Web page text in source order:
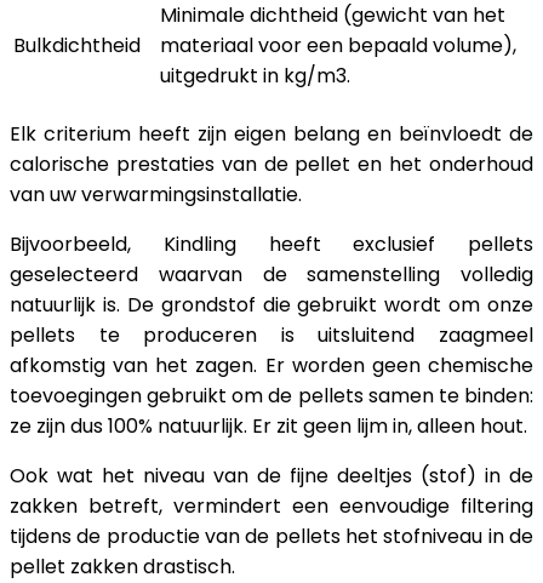
Bulkdichtheid
Minimale dichtheid (gewicht van het
materiaal voor een bepaald volume),
uitgedrukt in kg/m3.
Elk criterium heeft zijn eigen belang en beïnvloedt de
calorische prestaties van de pellet en het onderhoud
van uw verwarmingsinstallatie.
Bijvoorbeeld, Kindling heeft exclusief pellets
geselecteerd waarvan de samenstelling volledig
natuurlijk is. De grondstof die gebruikt wordt om onze
pellets te produceren is uitsluitend zaagmeel
afkomstig van het zagen. Er worden geen chemische
toevoegingen gebruikt om de pellets samen te binden:
ze zijn dus 100% natuurlijk. Er zit geen lijm in, alleen hout.
Ook wat het niveau van de fijne deeltjes (stof) in de
zakken betreft, vermindert een eenvoudige filtering
tijdens de productie van de pellets het stofniveau in de
pellet zakken drastisch.